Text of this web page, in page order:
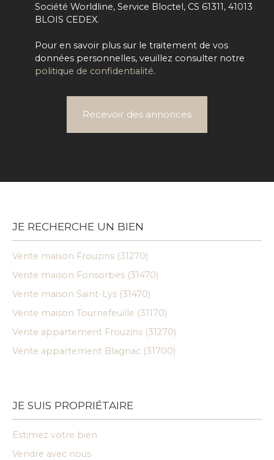
Société Worldline, Service Bloctel, CS 61311, 41013
BLOIS CEDEX.
Pour en savoir plus sur le traitement de vos
données personnelles, veuillez consulter notre
politique de confidentialité.
Recevoir des annonces
JE RECHERCHE UN BIEN
Vente maison Frouzins (31270)
Vente maison Fonsorbes (31470)
Vente maison Saint-Lys (31470)
Vente maison Tournefeuille (31170)
Vente appartement Frouzins (31270)
Vente appartement Blagnac (31700)
JE SUIS PROPRIÉTAIRE
Estimez votre bien
Vendre avec nous